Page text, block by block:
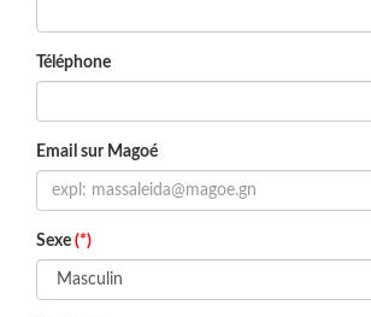
Téléphone
Email sur Magoé
Sexe (*)